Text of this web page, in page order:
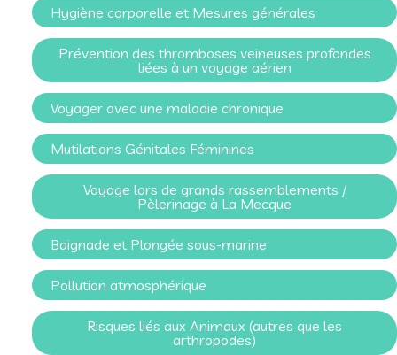
Hygiène corporelle et Mesures générales
Prévention des thromboses veineuses profondes
liées à un voyage aérien
Voyager avec une maladie chronique
Mutilations Génitales Féminines
Voyage lors de grands rassemblements /
Pèlerinage à La Mecque
Baignade et Plongée sous-marine
Pollution atmosphérique
Risques liés aux Animaux (autres que les
arthropodes)